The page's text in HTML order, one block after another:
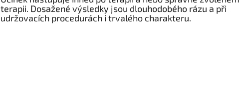
terapii. Dosažené výsledky jsou dlouhodobého rázu a při
udržovacích procedurách i trvalého charakteru.